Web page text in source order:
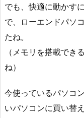
でも、快適に動かす
で、ローエンドパソ
たね。
（メモリを搭載でき
ね）
今使っているパソコ
いパソコンに買い替